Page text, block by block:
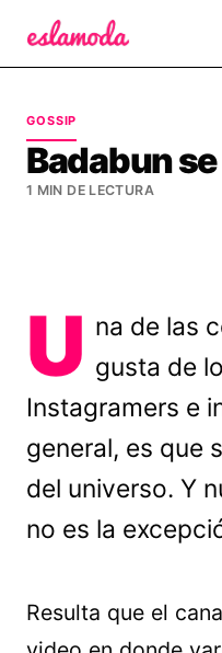
GOSSIP
Badabun
1 MIN DE LECTURA
U na de las
gusta de
Instagramers e
general, es que
del universo. Y
no es la
Resulta que el